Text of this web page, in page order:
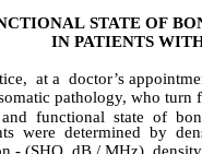
STATE OF
IN PATIENTS
at a doctor’s
pathology, who
functional state of
were determined by